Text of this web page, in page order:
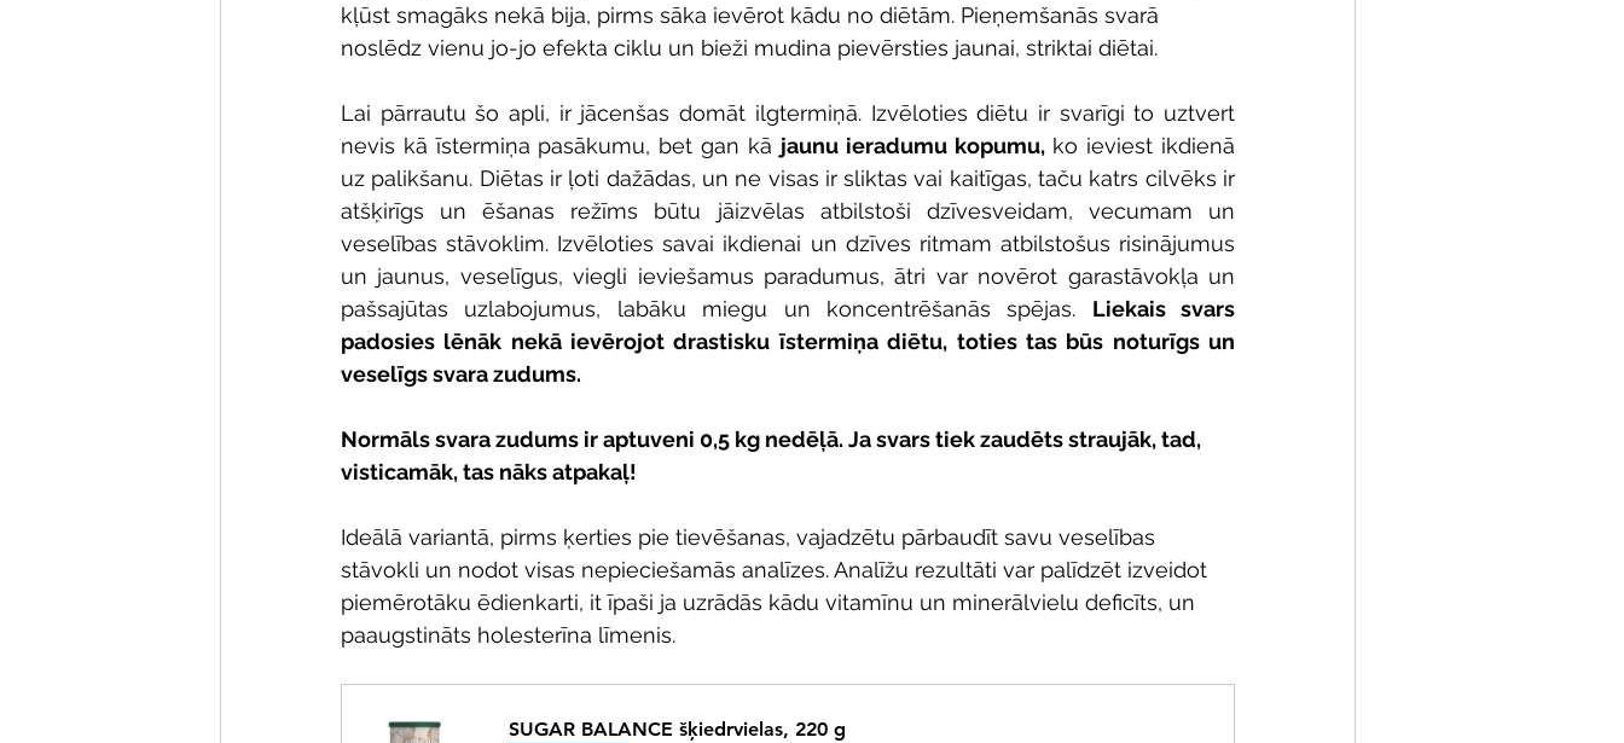
kļūst smagāks nekā bija, pirms sāka ievērot kādu no diētām. Pieņemšanās svarā
noslēdz vienu jo-jo efekta ciklu un bieži mudina pievērsties jaunai, striktai diētai.
Lai pārrautu šo apli, ir jācenšas domāt ilgtermiņā. Izvēloties diētu ir svarīgi to uztvert
nevis kā īstermiņa pasākumu, bet gan kā jaunu ieradumu kopumu, ko ieviest ikdienā
uz palikšanu. Diētas ir ļoti dažādas, un ne visas ir sliktas vai kaitīgas, taču katrs cilvēks ir
atšķirīgs un ēšanas režīms būtu jāizvēlas atbilstoši dzīvesveidam, vecumam un
veselības stāvoklim. Izvēloties savai ikdienai un dzīves ritmam atbilstošus risinājumus
un jaunus, veselīgus, viegli ieviešamus paradumus, ātri var novērot garastāvokļa un
pašsajūtas uzlabojumus, labāku miegu un koncentrēšanās spējas. Liekais svars
padosies lēnāk nekā ievērojot drastisku īstermiņa diētu, toties tas būs noturīgs un
veselīgs svara zudums.
Normāls svara zudums ir aptuveni 0,5 kg nedēļā. Ja svars tiek zaudēts straujāk, tad,
visticamāk, tas nāks atpakaļ!
Ideālā variantā, pirms ķerties pie tievēšanas, vajadzētu pārbaudīt savu veselības
stāvokli un nodot visas nepieciešamās analīzes. Analīžu rezultāti var palīdzēt izveidot
piemērotāku ēdienkarti, it īpaši ja uzrādās kādu vitamīnu un minerālvielu deficīts, un
paaugstināts holesterīna līmenis.
SUGAR BALANCE šķiedrvielas, 220 g